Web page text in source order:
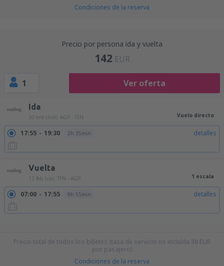
Condiciones de la reserva
Precio por persona ida y vuelta
142 EUR
1 Ver oferta
Ida
20 ene (mié) AGP - TFN Vuelo directo
17:55 19:30 2h 35min detalles
Vuelta
12 feb (vie) TFN - AGP 1 escala
07:00 17:55 9h 55min detalles
Precio total de todos los billetes (tasa de servicio no incluida 38 EUR
por pasajero)
Condiciones de la reserva